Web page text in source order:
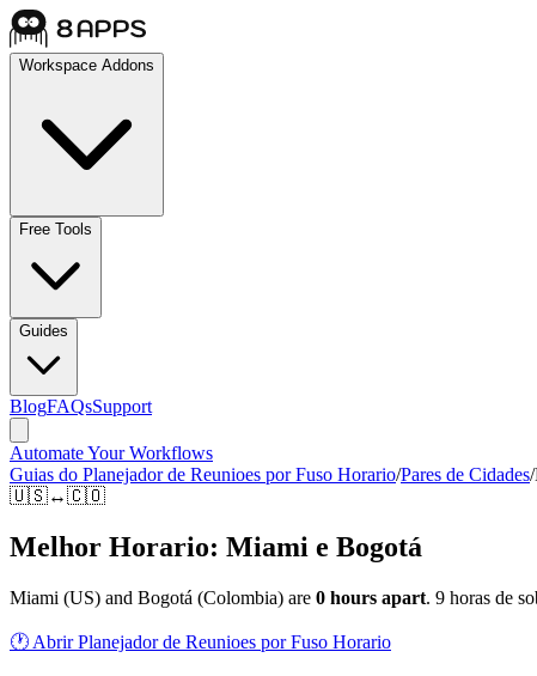
Workspace Addons
Free Tools
Guides
BlogFAQsSupport
Automate Your Workflows
Guias do Planejador de Reunioes por Fuso Horario/Pares de Cidades/
🇺🇸↔🇨🇴
Melhor Horario: Miami e Bogotá
Miami (US) and Bogotá (Colombia) are 0 hours apart. 9 horas de
🕐 Abrir Planejador de Reunioes por Fuso Horario